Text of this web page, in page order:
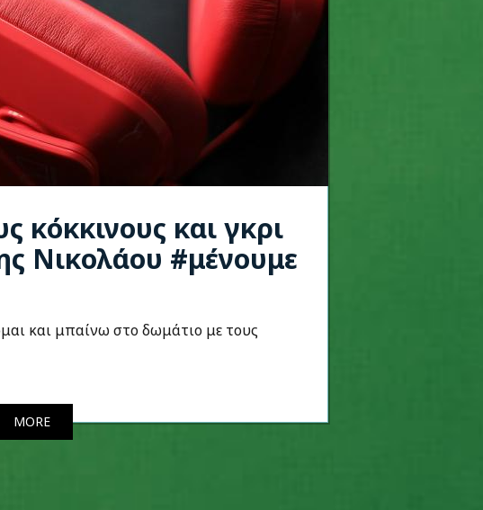
κόκκινους και γκρι
Νικολάου #μένουμε
και μπαίνω στο δωμάτιο με τους
MORE